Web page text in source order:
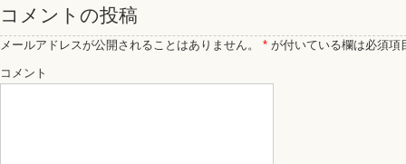
コメントの投稿
メールアドレスが公開されることはありません。 * が付いている欄は必須項
コメント